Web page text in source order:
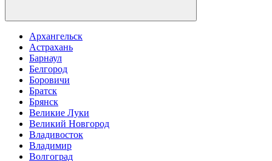
Архангельск
Астрахань
Барнаул
Белгород
Боровичи
Братск
Брянск
Великие Луки
Великий Новгород
Владивосток
Владимир
Волгоград